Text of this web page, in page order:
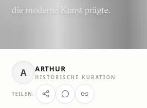
die moderne Kunst prägte.
A ARTHUR
HISTORISCHE KURATION
TEILEN: